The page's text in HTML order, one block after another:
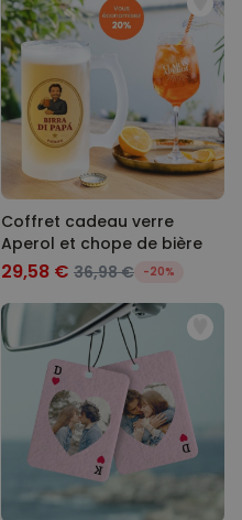
Coffret cadeau verre
Aperol et chope de bière
29,58 € 36,98 € -20%